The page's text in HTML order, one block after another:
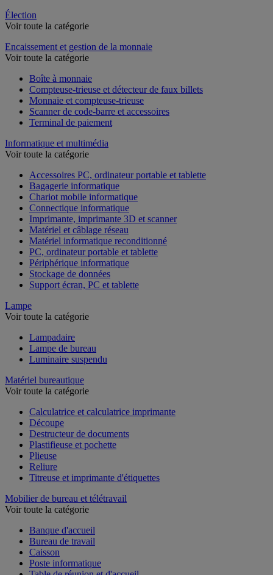
Élection
Voir toute la catégorie
Encaissement et gestion de la monnaie
Voir toute la catégorie
Boîte à monnaie
Compteuse-trieuse et détecteur de faux billets
Monnaie et compteuse-trieuse
Scanner de code-barre et accessoires
Terminal de paiement
Informatique et multimédia
Voir toute la catégorie
Accessoires PC, ordinateur portable et tablette
Bagagerie informatique
Chariot mobile informatique
Connectique informatique
Imprimante, imprimante 3D et scanner
Matériel et câblage réseau
Matériel informatique reconditionné
PC, ordinateur portable et tablette
Périphérique informatique
Stockage de données
Support écran, PC et tablette
Lampe
Voir toute la catégorie
Lampadaire
Lampe de bureau
Luminaire suspendu
Matériel bureautique
Voir toute la catégorie
Calculatrice et calculatrice imprimante
Découpe
Destructeur de documents
Plastifieuse et pochette
Plieuse
Reliure
Titreuse et imprimante d'étiquettes
Mobilier de bureau et télétravail
Voir toute la catégorie
Banque d'accueil
Bureau de travail
Caisson
Poste informatique